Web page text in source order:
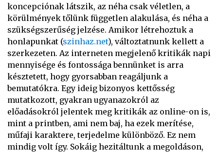
koncepciónak látszik, az néha csak véletlen, a
körülmények tőlünk független alakulása, és néha a
szükségszerűség jelzése. Amikor létrehoztuk a
honlapunkat (szinhaz.net), változtatnunk kellett a
szerkezeten. Az interneten megjelenő kritikák napi
mennyisége és fontossága bennünket is arra
késztetett, hogy gyorsabban reagáljunk a
bemutatókra. Egy ideig bizonyos kettősség
mutatkozott, gyakran ugyanazokról az
előadásokról jelentek meg kritikák az online-on is,
mint a printben, ami nem baj, ha ezek merítése,
műfaji karaktere, terjedelme különböző. Ez nem
mindig volt így. Sokáig hezitáltunk a megoldáson,